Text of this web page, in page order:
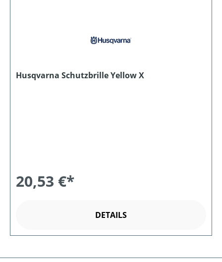
Husqvarna Schutzbrille Yellow X
20,53 €*
DETAILS